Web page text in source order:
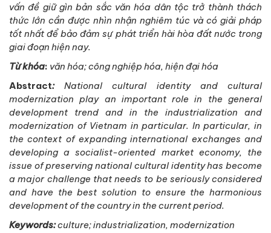
vấn đề giữ gìn bản sắc văn hóa dân tộc trở thành thách
thức lớn cần được nhìn nhận nghiêm túc và có giải pháp
tốt nhất để bảo đảm sự phát triển hài hòa đất nước trong
giai đoạn hiện nay.
Từ khóa: văn hóa; công nghiệp hóa, hiện đại hóa
Abstract:National cultural identity and cultural
modernization play an important role in the general
development trend and in the industrialization and
modernization of Vietnam in particular. In particular, in
the context of expanding international exchanges and
developing a socialist-oriented market economy, the
issue of preserving national cultural identity has become
a major challenge that needs to be seriously considered
and have the best solution to ensure the harmonious
development of the country in the current period.
Keywords:culture; industrialization, modernization